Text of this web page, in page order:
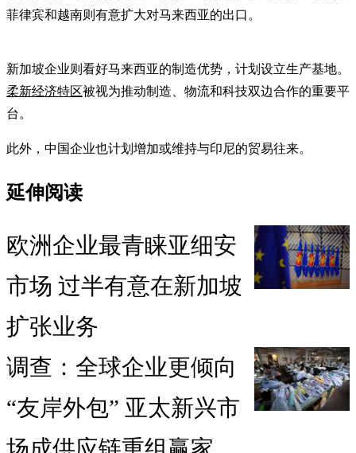
菲律宾和越南则有意扩大对马来西亚的出口。
新加坡企业则看好马来西亚的制造优势，计划设立生产基地。
柔新经济特区被视为推动制造、物流和科技双边合作的重要平
台。
此外，中国企业也计划增加或维持与印尼的贸易往来。
延伸阅读
欧洲企业最青睐亚细安
市场 过半有意在新加坡
扩张业务
调查：全球企业更倾向
“友岸外包” 亚太新兴市